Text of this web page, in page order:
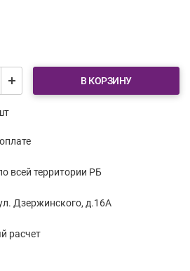
В КОРЗИНУ
всей территории РБ
Дзержинского, д.16А
расчет